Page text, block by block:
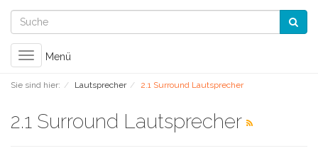
Toggle
navigation
Menü
Sie sind hier: Lautsprecher 2.1 Surround Lautsprecher
2.1 Surround Lautsprecher